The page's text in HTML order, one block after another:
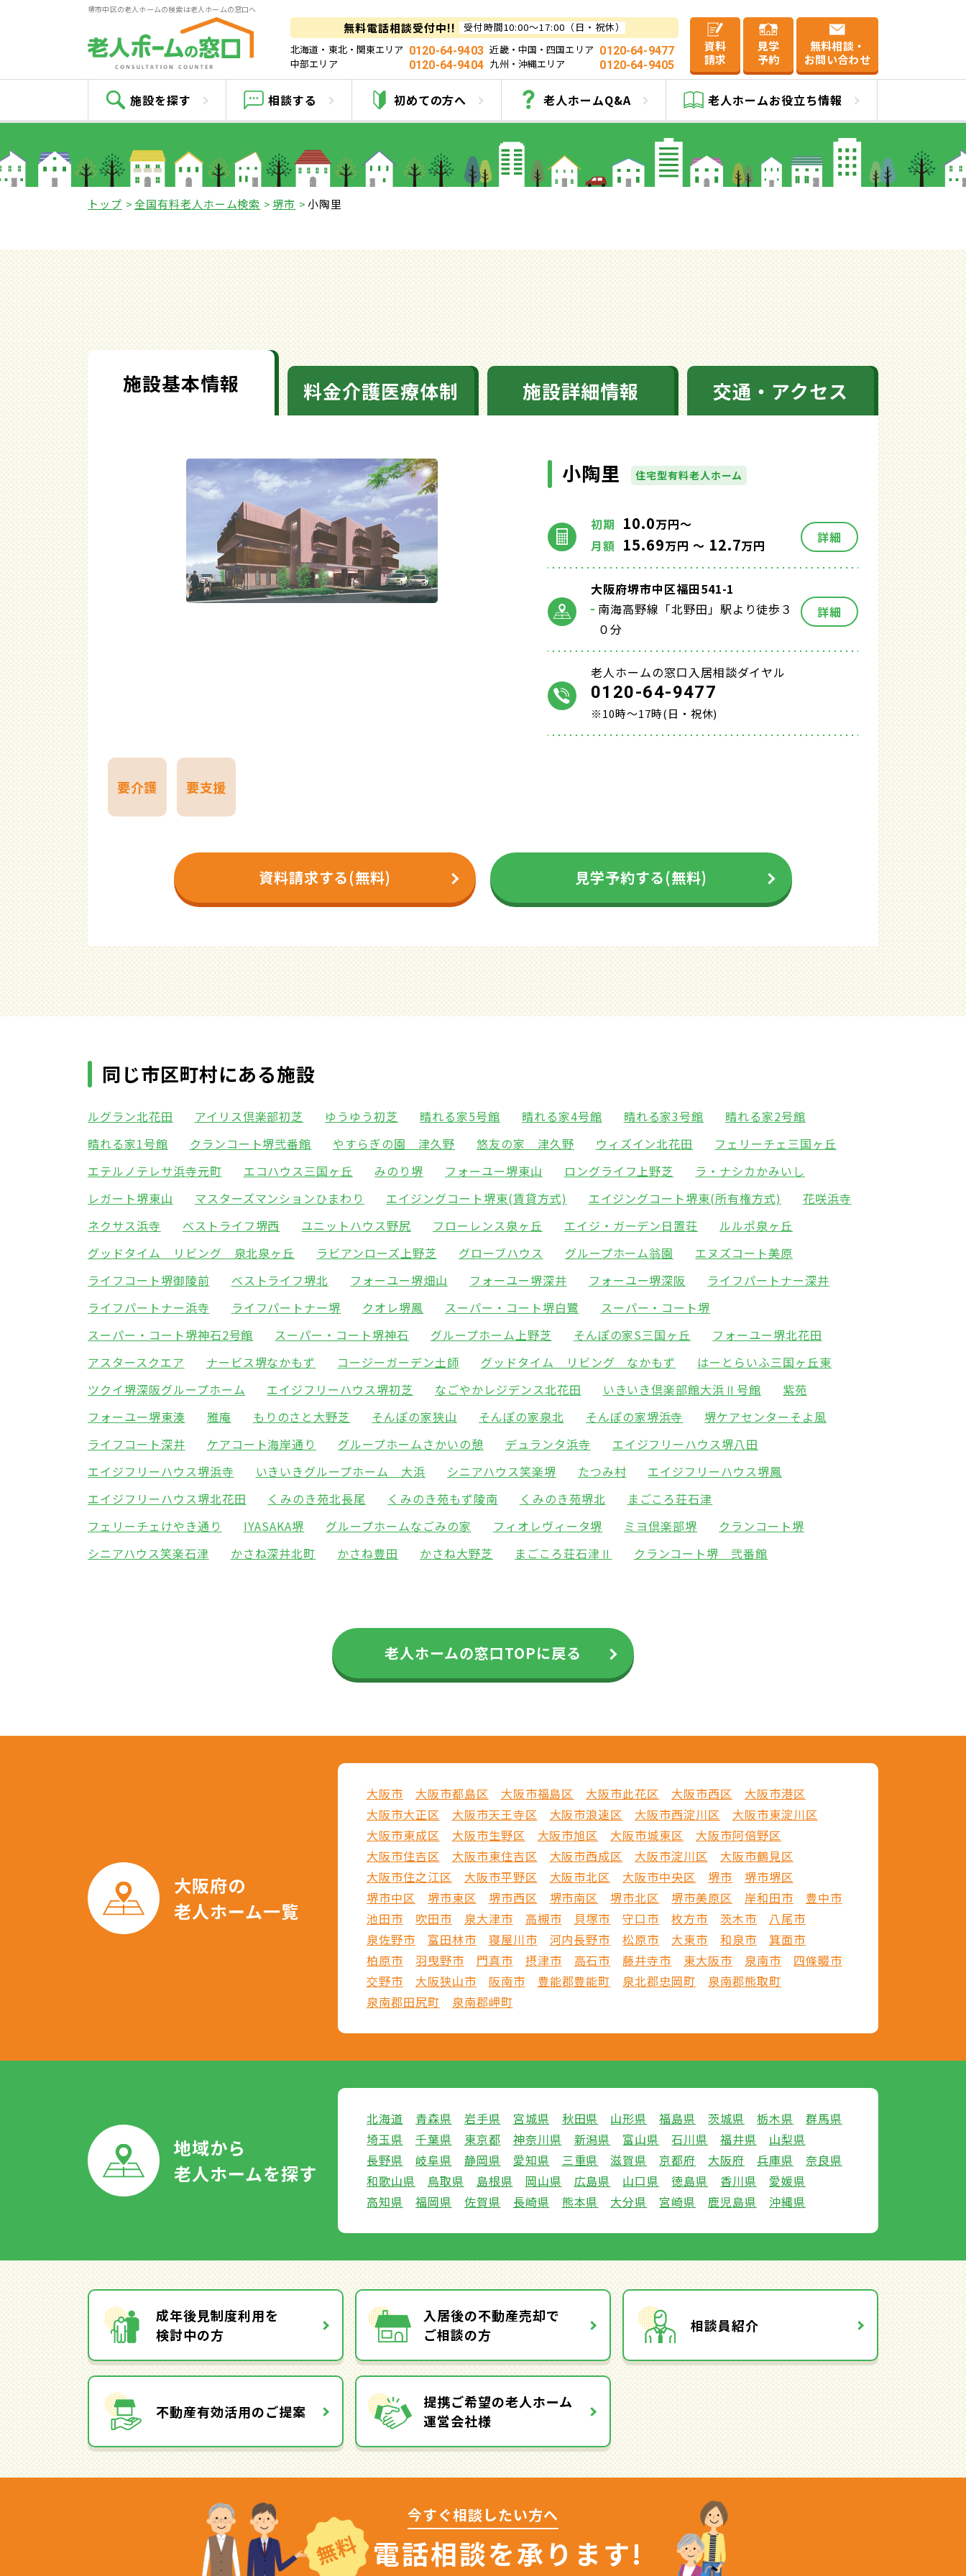
堺市中区の老人ホームの検索は老人ホームの窓口へ
無料電話相談受付中!!
受付時間10:00～17:00（日・祝休）
北海道・東北・関東エリア 0120-64-9403 近畿・中国・四国エリア 0120-64-9477
中部エリア
0120-64-9404 九州・沖縄エリア 0120-64-9405
資料
請求
見学
予約
無料相談・
お問い合わせ
施設を探す 相談する 初めての方へ 老人ホームQ&A 老人ホームお役立ち情報
小陶里
トップ 全国有料老人ホーム検索 堺市 小陶里
施設基本情報 料金介護医療体制 施設詳細情報 交通・アクセス
小陶里 住宅型有料老人ホーム
初期 10.0万円～
月額 15.69万円 ～ 12.7万円 詳細
大阪府堺市中区福田541-1
南海高野線「北野田」駅より徒歩３
０分
詳細
老人ホームの窓口入居相談ダイヤル
0120-64-9477
※10時～17時(日・祝休)
要介護 要支援
資料請求する(無料) 見学予約する(無料)
同じ市区町村にある施設
ルグラン北花田 アイリス倶楽部初芝 ゆうゆう初芝 晴れる家5号館 晴れる家4号館 晴れる家3号館
晴れる家2号館
晴れる家1号館
クランコート堺弐番館 やすらぎの園 津久野 悠友の家 津久野 ウィズイン北花田
フェリーチェ三国ヶ丘
エテルノテレサ浜寺元町
エコハウス三国ヶ丘 みのり堺 フォーユー堺東山 ロングライフ上野芝
ラ・ナシカかみいし
レガート堺東山
マスターズマンションひまわり エイジングコート堺東(賃貸方式) エイジングコート堺東(所有権方式)
花咲浜寺
ネクサス浜寺
ベストライフ堺西 ユニットハウス野尻 フローレンス泉ヶ丘 エイジ・ガーデン日置荘
ルルポ泉ヶ丘
グッドタイム リビング 泉北泉ヶ丘
ラビアンローズ上野芝 グローブハウス グループホーム翁園
エヌズコート美原
ライフコート堺御陵前
ベストライフ堺北 フォーユー堺畑山 フォーユー堺深井 フォーユー堺深阪
ライフパートナー深井
ライフパートナー浜寺
ライフパートナー堺 クオレ堺鳳 スーパー・コート堺白鷺
スーパー・コート堺
スーパー・コート堺神石2号館
スーパー・コート堺神石 グループホーム上野芝 そんぽの家S三国ヶ丘
フォーユー堺北花田
アスタースクエア
ナービス堺なかもず コージーガーデン土師 グッドタイム リビング なかもず
はーとらいふ三国ヶ丘東
ツクイ堺深阪グループホーム
エイジフリーハウス堺初芝 なごやかレジデンス北花田 いきいき倶楽部館大浜Ⅱ号館
紫苑
フォーユー堺東湊
雅庵 もりのさと大野芝 そんぽの家狭山 そんぽの家泉北 そんぽの家堺浜寺
堺ケアセンターそよ風
ライフコート深井
ケアコート海岸通り グループホームさかいの憩 デュランタ浜寺
エイジフリーハウス堺八田
エイジフリーハウス堺浜寺
いきいきグループホーム 大浜 シニアハウス笑楽堺 たつみ村
エイジフリーハウス堺鳳
エイジフリーハウス堺北花田
くみのき苑北長尾 くみのき苑もず陵南 くみのき苑堺北
まごころ荘石津
フェリーチェけやき通り
IYASAKA堺 グループホームなごみの家 フィオレヴィータ堺 ミヨ倶楽部堺
クランコート堺
シニアハウス笑楽石津
かさね深井北町 かさね豊田 かさね大野芝 まごころ荘石津Ⅱ クランコート堺 弐番館
老人ホームの窓口TOPに戻る
大阪府の
老人ホーム一覧
大阪市 大阪市都島区 大阪市福島区 大阪市此花区 大阪市西区
大阪市港区
大阪市大正区
大阪市天王寺区 大阪市浪速区 大阪市西淀川区
大阪市東淀川区
大阪市東成区
大阪市生野区 大阪市旭区 大阪市城東区
大阪市阿倍野区
大阪市住吉区
大阪市東住吉区 大阪市西成区 大阪市淀川区
大阪市鶴見区
大阪市住之江区
大阪市平野区 大阪市北区 大阪市中央区 堺市
堺市堺区
堺市中区
堺市東区 堺市西区 堺市南区 堺市北区 堺市美原区 岸和田市
豊中市
池田市
吹田市 泉大津市 高槻市 貝塚市 守口市 枚方市 茨木市
八尾市
泉佐野市
富田林市 寝屋川市 河内長野市 松原市 大東市 和泉市
箕面市
柏原市
羽曳野市 門真市 摂津市 高石市 藤井寺市 東大阪市 泉南市
四條畷市
交野市
大阪狭山市 阪南市 豊能郡豊能町 泉北郡忠岡町
泉南郡熊取町
泉南郡田尻町
泉南郡岬町
地域から
老人ホームを探す
北海道 青森県 岩手県 宮城県 秋田県 山形県 福島県 茨城県 栃木県
群馬県
埼玉県
千葉県 東京都 神奈川県 新潟県 富山県 石川県 福井県
山梨県
長野県
岐阜県 静岡県 愛知県 三重県 滋賀県 京都府 大阪府 兵庫県
奈良県
和歌山県
鳥取県 島根県 岡山県 広島県 山口県 徳島県 香川県
愛媛県
高知県
福岡県 佐賀県 長崎県 熊本県 大分県 宮崎県 鹿児島県 沖縄県
成年後見制度利用を
検討中の方
入居後の不動産売却で
ご相談の方
相談員紹介
不動産有効活用のご提案
提携ご希望の老人ホーム
運営会社様
無料
今すぐ相談したい方へ
電話相談を承ります!